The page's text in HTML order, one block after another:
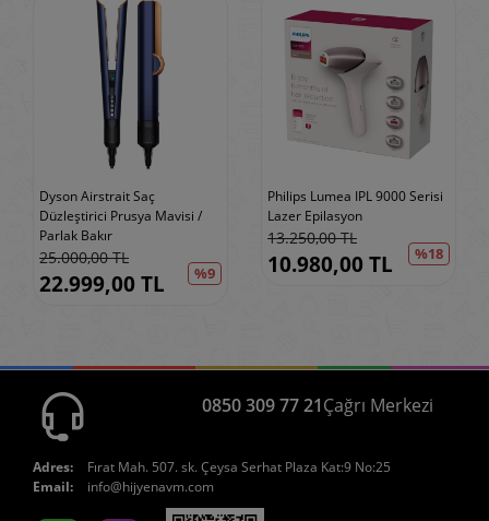
Dyson Airstrait Saç
Düzleştirici Prusya Mavisi /
Parlak Bakır
25.000,00 TL
%9
22.999,00 TL
Philips Lumea IPL 9000 Serisi
Lazer Epilasyon
13.250,00 TL
%18
10.980,00 TL
Çağrı Merkezi
0850 309 77 21
Adres:
Fırat Mah. 507. sk. Çeysa Serhat Plaza Kat:9 No:25
Email:
info@hijyenavm.com